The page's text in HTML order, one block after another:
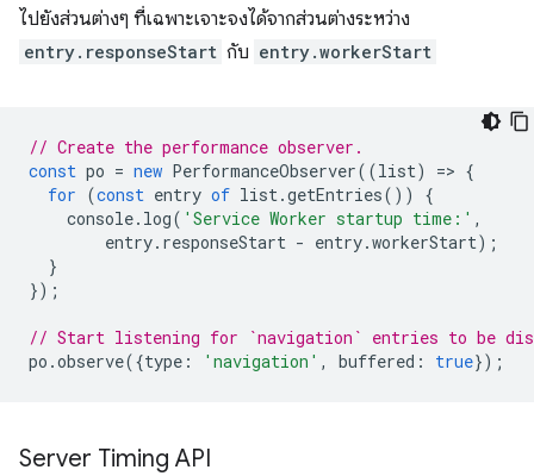
ไปยังส่วนต่างๆ ที่เฉพาะเจาะจงได้จากส่วนต่างระหว่าง
entry.responseStart กับ entry.workerStart
// Create the performance observer.
const po = new PerformanceObserver((list) => {
for (const entry of list.getEntries())
{
console. log( 'Service Worker startup time:' ,
entry. responseStart - entry.workerStart);
}
});
// Start listening for `navigation` entries to be
po .observe({type : 'navigation' , buffered : true});
Server Timing API